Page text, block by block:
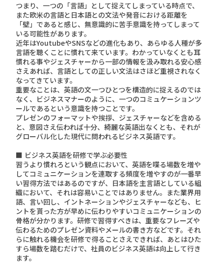
つまり、一つの「言語」として捉えてしまっている時点で、
また欧米の言語と日本語との文法や発音における距離を
「壁」であると感じ、無意識的に苦手意識を持ってしまって
いる可能性があります。
近年はYoutubeやSNSなどの進化もあり、あらゆる人種が多
言語を聴くことに慣れて来ています。わかっていなくとも耳
慣れる事やジェスチャーから一部の情報を汲み取れる安心感
さえあれば、言語としての正しい文法はさほど重視されなく
なってきています。
重要なことは、英語の文一つひとつを構造的に捉えるのでは
なく、ビジネスマナーのように、一つのコミュケーションツ
ールであるという意識を持つことです。
プレゼンのフォーマットや挨拶、ジェスチャーなどを含める
と、意図さえ伝われば十分、綺麗な英語出なくとも、それが
グローバル化した現代に問われるビジネス英語です。
■ ビジネス英語を研修で学ぶ必要性
習うより慣れろという観点において、英語を喋る場数を増や
してコミュニケーションを連取する頻度を増やすのが一番早
い習得方法ではあるのですが、日本語を主言語としている組
織において、それは容易いことではありません。また業界用
語、言い回し、イントネーションやジェスチャーなども、ヒ
ントを貰った方が早めに伝わりやすいコミュニケーションの
骨格が分かります。研修で習得すべきは、重要なフレーズや
伝わるためのプレゼン資料やメールの書き方などです。それ
らに触れる機会を研修で得ることさえできれば、あとはひた
すら場数を踏むだけで、社員のビジネス英語は向上して行き
ます。